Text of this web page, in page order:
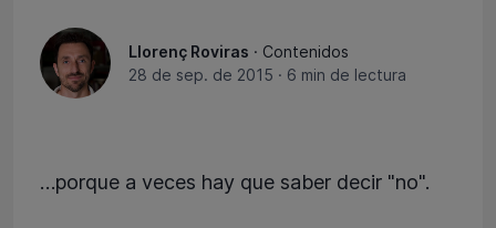
Llorenç Roviras · Contenidos
28 de sep. de 2015 · 6 min de lectura
…porque a veces hay que saber decir "no".